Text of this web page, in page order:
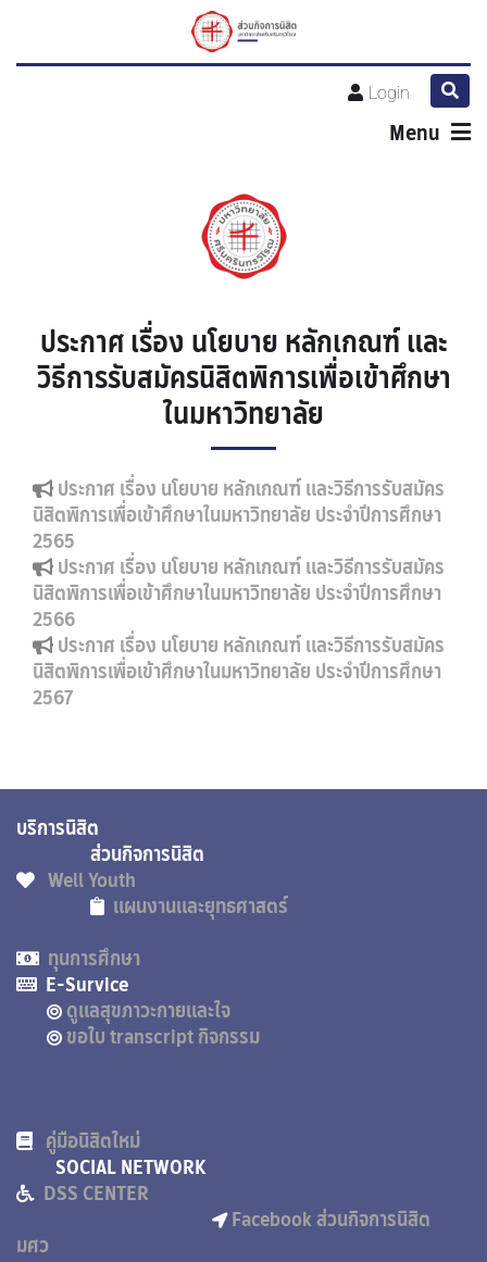
Login
Menu
ประกาศ เรื่อง นโยบาย หลักเกณฑ์ และ
วิธีการรับสมัครนิสิตพิการเพื่อเข้าศึกษา
ในมหาวิทยาลัย
ประกาศ เรื่อง นโยบาย หลักเกณฑ์ และวิธีการรับสมัคร
นิสิตพิการเพื่อเข้าศึกษาในมหาวิทยาลัย ประจำปีการศึกษา
2565
ประกาศ เรื่อง นโยบาย หลักเกณฑ์ และวิธีการรับสมัคร
นิสิตพิการเพื่อเข้าศึกษาในมหาวิทยาลัย ประจำปีการศึกษา
2566
ประกาศ เรื่อง นโยบาย หลักเกณฑ์ และวิธีการรับสมัคร
นิสิตพิการเพื่อเข้าศึกษาในมหาวิทยาลัย ประจำปีการศึกษา
2567
บริการนิสิต
ส่วนกิจการนิสิต
Well Youth
แผนงานและยุทธศาสตร์
ทุนการศึกษา
E-Survice
ดูแลสุขภาวะกายและใจ
ขอใบ transcript กิจกรรม
คู่มือนิสิตใหม่
SOCIAL NETWORK
DSS CENTER
Facebook ส่วนกิจการนิสิต
มศว